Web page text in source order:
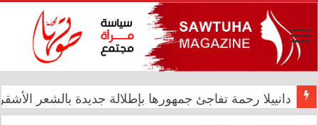
دانييلا رحمة تفاجئ جمهورها بإطلالة جديدة بالشعر الأشقر
رئيس الوزراء علي فالح الزيدي يترأس اجتماعاً مشتركاً في